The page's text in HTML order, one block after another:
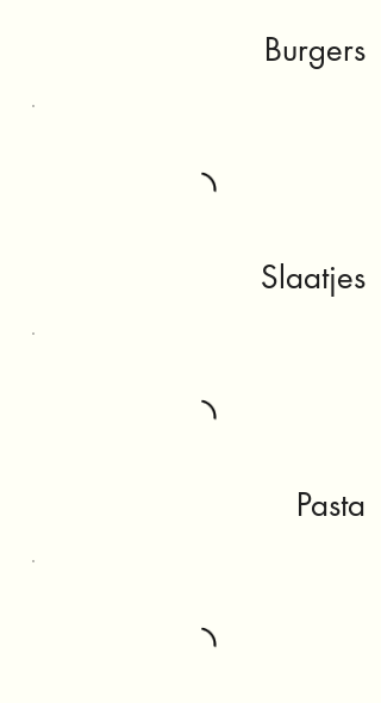
Burgers
Slaatjes
Pasta